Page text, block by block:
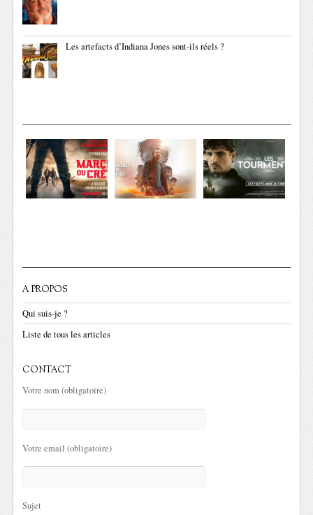
Les artefacts d’Indiana Jones sont-ils réels ?
A PROPOS
Qui suis-je ?
Liste de tous les articles
CONTACT
Votre nom (obligatoire)
Votre email (obligatoire)
Sujet